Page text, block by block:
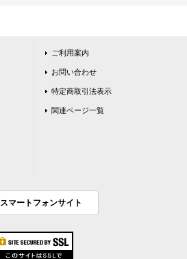
ご利用案内
お問い合わせ
特定商取引法表示
関連ページ一覧
スマートフォンサイト